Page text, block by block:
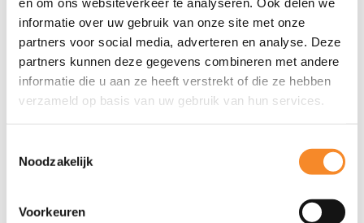
informatie over uw gebruik van onze site met onze
partners voor social media, adverteren en analyse. Deze
partners kunnen deze gegevens combineren met andere
informatie die u aan ze heeft verstrekt of die ze hebben
verzameld op basis van uw gebruik van hun services.
Noodzakelijk
Voorkeuren
Opdrachtgevers
Andersen Tax & Legal, CED Nederland, CMS, Emark, G4S,
Het NIC, ING, Marktlink, Randstad, Tempo-Team, Tence,
Tétris Design & Build, Van Caem Europe, TNO en YER.
Contact met Kees van Leeuwen